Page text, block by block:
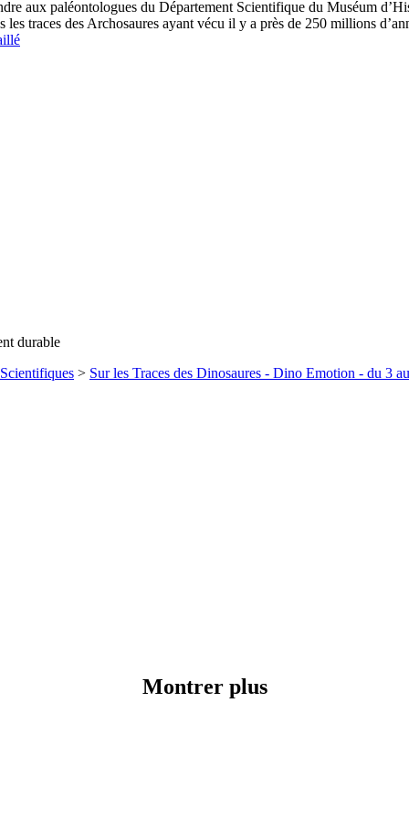
aux paléontologues du Département Scientifique du Muséum
traces des Archosaures ayant vécu il y a près de 250 millions
durable
> Sur les Traces des Dinosaures - Dino Emotion - du 3
Montrer plus